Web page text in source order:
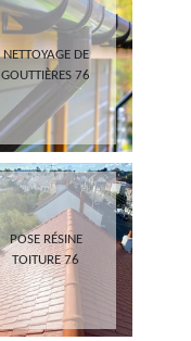
NETTOYAGE DE
GOUTTIÈRES 76
POSE RÉSINE
TOITURE 76